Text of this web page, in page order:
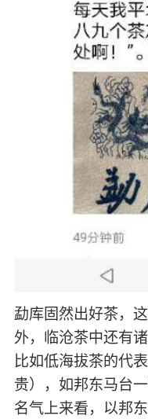
勐库固然出好茶，
外，临沧茶中还有
比如低海拔茶的代
贵），如邦东马台
名气上来看，以邦